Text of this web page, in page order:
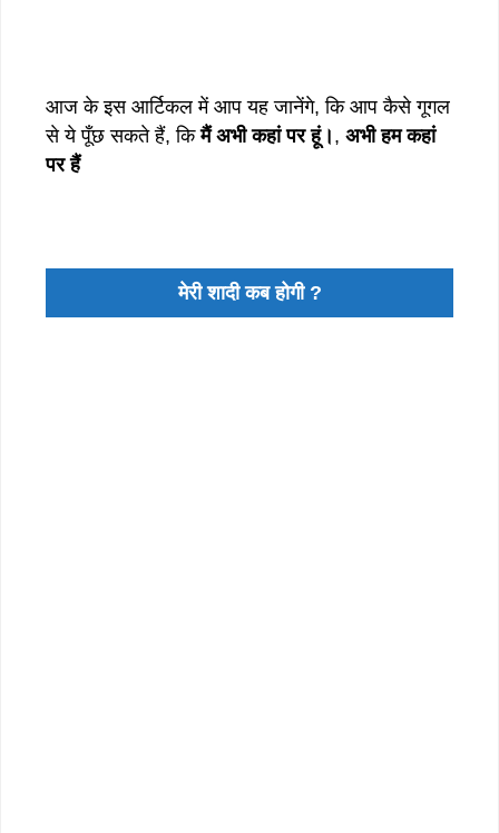
आज के इस आर्टिकल में आप यह जानेंगे, कि आप कैसे गूगल
से ये पूँछ सकते हैं, किमैं अभी कहां पर हूं। , अभी हम कहां
पर हैं
मेरी शादी कब होगी ?